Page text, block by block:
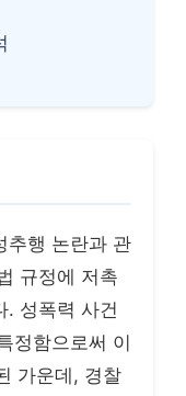
추행 논란과 관
규정에 저촉
. 성폭력 사건
정함으로써 이
가운데, 경찰